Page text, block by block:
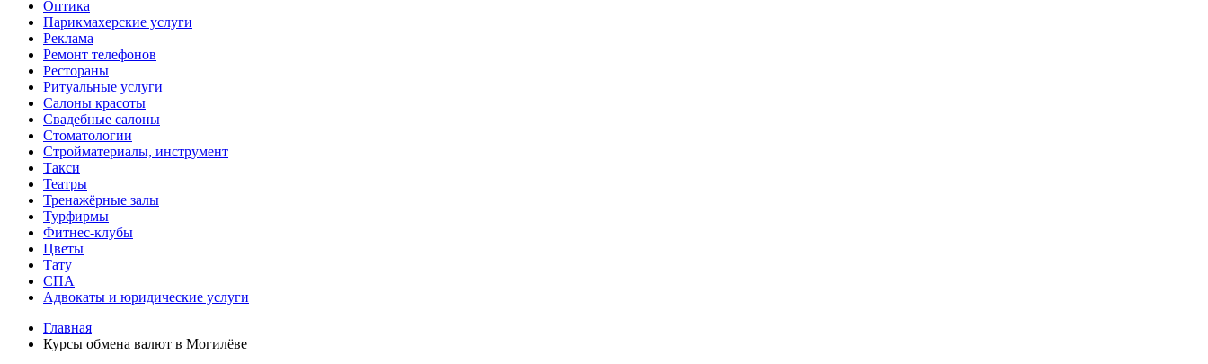
Оптика
Парикмахерские услуги
Реклама
Ремонт телефонов
Рестораны
Ритуальные услуги
Салоны красоты
Свадебные салоны
Стоматологии
Стройматериалы, инструмент
Такси
Театры
Тренажёрные залы
Турфирмы
Фитнес-клубы
Цветы
Тату
СПА
Адвокаты и юридические услуги
Главная
Курсы обмена валют в Могилёве